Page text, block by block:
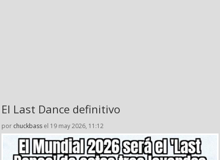
El Last Dance definitivo
por chuckbass el 19 may 2026, 11:12